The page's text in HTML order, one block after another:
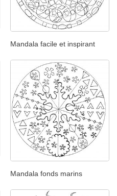
Mandala facile et inspirant
Mandala fonds marins